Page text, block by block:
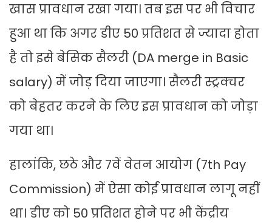
खास प्रावधान रखा गया। तब इस पर भी विचार
हुआ था कि अगर डीए 50 प्रतिशत से ज्यादा होता
है तो इसे बेसिक सैलरी (DA merge in Basic
salary) में जोड़ दिया जाएगा। सैलरी स्ट्रक्चर
को बेहतर करने के लिए इस प्रावधान को जोड़ा
गया था।
हालांकि, छठे और 7वें वेतन आयोग (7th Pay
Commission) में ऐसा कोई प्रावधान लागू नहीं
था। डीए को 50 प्रतिशत होने पर भी केंद्रीय